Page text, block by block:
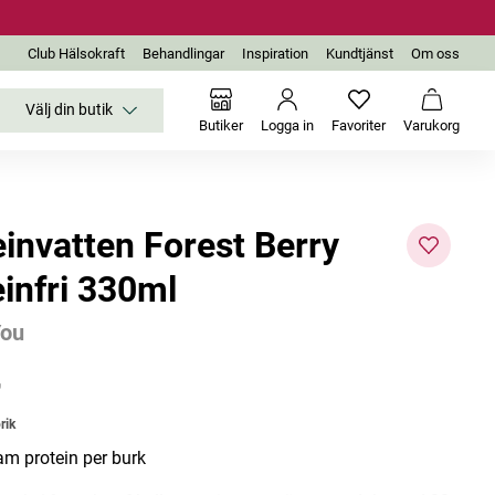
Club Hälsokraft Behandlingar Inspiration Kundtjänst Om oss
Välj din butik
Butiker Logga in FavoriterInga favoriter
Varukorg
Forest Berry
330ml
protein per burk